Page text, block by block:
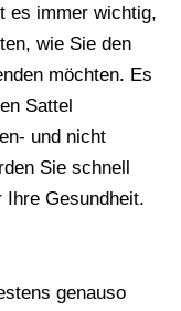
es immer wichtig,
wie Sie den
möchten. Es
Sattel
und nicht
Sie schnell
Gesundheit.
genauso